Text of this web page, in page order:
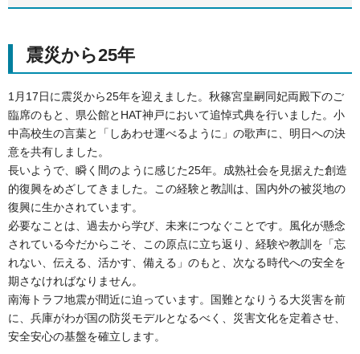
震災から25年
1月17日に震災から25年を迎えました。秋篠宮皇嗣同妃両殿下のご
臨席のもと、県公館とHAT神戸において追悼式典を行いました。小
中高校生の言葉と「しあわせ運べるように」の歌声に、明日への決
意を共有しました。
長いようで、瞬く間のように感じた25年。成熟社会を見据えた創造
的復興をめざしてきました。この経験と教訓は、国内外の被災地の
復興に生かされています。
必要なことは、過去から学び、未来につなぐことです。風化が懸念
されている今だからこそ、この原点に立ち返り、経験や教訓を「忘
れない、伝える、活かす、備える」のもと、次なる時代への安全を
期さなければなりません。
南海トラフ地震が間近に迫っています。国難となりうる大災害を前
に、兵庫がわが国の防災モデルとなるべく、災害文化を定着させ、
安全安心の基盤を確立します。